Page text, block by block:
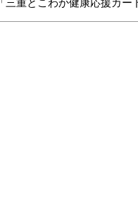
「三重とこわか健康応援カ